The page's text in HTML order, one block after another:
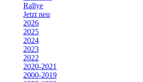
Rallye
Jetzt neu
2026
2025
2024
2023
2022
2020-2021
2000-2019